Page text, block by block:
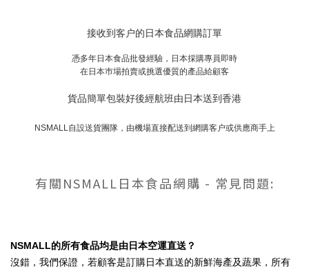
接收到客户的日本食品網購訂單
憑多年日本食品批發經驗，日本採購專員即時
在日本巿場拍賣或挑選優質的產品給顧客
貨品簡單包裝好後經航班由日本送到香港
NSMALL自設送貨團隊， 由機場直接配送到網購客户或供應商手上
有關NSMALL日本食品網購 - 常見問題:
NSMALL的所有食品均是由日本空運直送？
沒錯，我們保證，若顧客是訂購日本直送的新鮮海產及蔬果，所有